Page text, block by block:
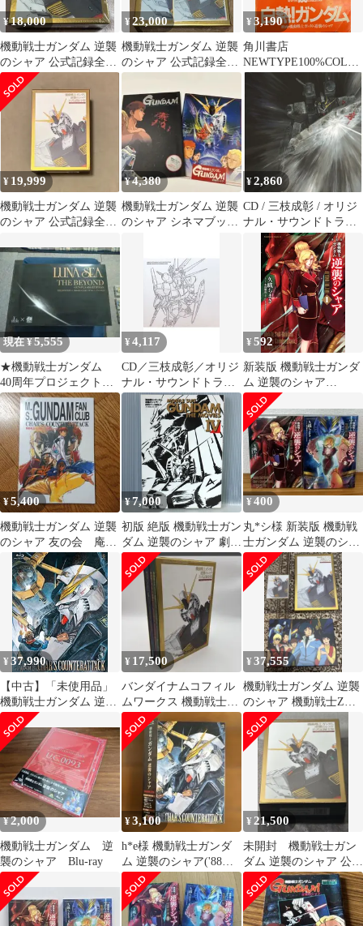
¥18,000
機動戦士ガンダム 逆襲
のシャア 公式記録全集
BEYOND THE TIME
¥23,000
機動戦士ガンダム 逆襲
のシャア 公式記録全
集 -BEYOND THE
TIME-
¥3,190
角川書店
NEWTYPE100%COLLE
CTION 10 機動戦士ガ
ンダム逆襲のシャア
¥ 19,999
機動戦士ガンダム 逆襲
のシャア 公式記録全集
¥4,380
機動戦士ガンダム 逆襲
のシャア シネマブック
¥2,860
CD / 三枝成彰 / オリジ
ナル・サウンドトラッ
ク『機動戦士ガンダム
逆襲のシャア』完全版
(Blu-specCD2) (通常盤)
現在 ¥5,555
★機動戦士ガンダム
40周年プロジェクト
テーマ曲
¥4,117
CD／三枝成彰／オリジ
ナル・サウンドトラッ
ク『機動戦士ガンダム
逆襲のシャア』 増補盤
¥592
新装版 機動戦士ガンダ
ム 逆襲のシャア
BEYOND THE TIME
（1）（コミック）
¥5,400
機動戦士ガンダム 逆襲
のシャア 友の会 庵野
秀明 富野由悠季 幾
原邦彦
¥7,000
初版 絶版 機動戦士ガン
ダム 逆襲のシャア 劇場
用アニメ映画 第4作 フ
ィルムコミック -
Mobile Suit Gundam The
Movies IV 'Char's
Counterattack' Film
Comic Book 1997年
¥400
丸*シ様 新装版 機動戦
士ガンダム 逆襲のシャ
ア BEYOND THE TIME
¥37,990
【中古】「未使用品」
機動戦士ガンダム 逆襲
のシャア (初回限定版)
[Blu-ray]
¥ 17,500
バンダイナムコフィル
ムワークス 機動戦士ガ
ンダム 逆襲のシャア 公
式記録全集
¥37,555
機動戦士ガンダム 逆襲
のシャア 機動戦士Zガ
ンダム 設定資料集 原画
集
¥2,000
機動戦士ガンダム 逆
襲のシャア Blu-ray
¥3,100
h*e様 機動戦士ガンダ
ム 逆襲のシャア('88サ
ンライズ)〈初回限定
版〉 Bl
¥ 21,500
未開封 機動戦士ガン
ダム 逆襲のシャア 公式
記録全集